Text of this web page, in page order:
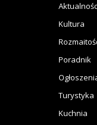
Kultura
Poradnik
Turystyka
Kuchnia